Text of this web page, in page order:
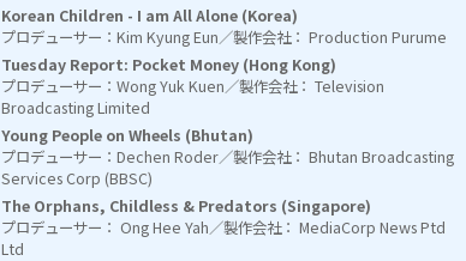
Korean Children - I am All Alone (Korea)
プロデューサー：Kim Kyung Eun／製作会社： Production Purume
Tuesday Report: Pocket Money (Hong Kong)
プロデューサー：Wong Yuk Kuen／製作会社： Television
Broadcasting Limited
Young People on Wheels (Bhutan)
プロデューサー：Dechen Roder／製作会社： Bhutan Broadcasting
Services Corp (BBSC)
The Orphans, Childless & Predators (Singapore)
プロデューサー： Ong Hee Yah／製作会社： MediaCorp News Ptd
Ltd